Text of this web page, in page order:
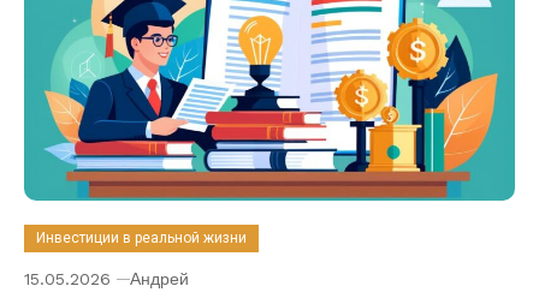
Инвестиции в реальной жизни
15.05.2026 Андрей